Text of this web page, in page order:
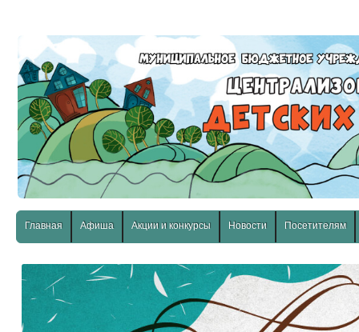
Главная Афиша Акции и конкурсы Новости Посетителям